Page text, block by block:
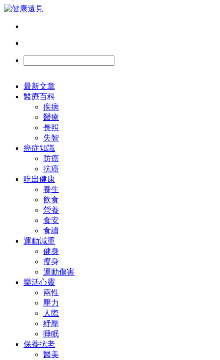
最新文章
醫療百科
疾病
醫療
長照
失智
癌症知識
防癌
抗癌
吃出健康
養生
飲食
營養
食安
食譜
運動減重
健身
瘦身
運動傷害
樂活心靈
兩性
壓力
人際
紓壓
睡眠
保養抗老
醫美